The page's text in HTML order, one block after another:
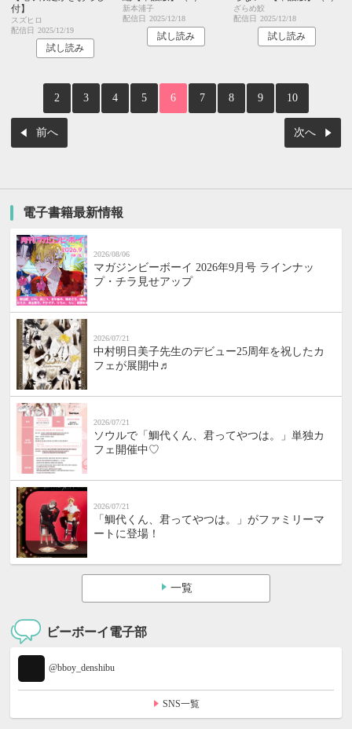
付】
スズヒロ
配信日
2025/12/19
試し読み
新本浦子
配信日
2025/12/18
試し読み
ざらめ鮫
配信日
2025/12/18
試し読み
前へ
2 3 4 5 6 7 8 9 10
次へ
電子書籍最新情報
2026/08/06
マガジンビーボーイ 2026年9月号 ラインナッ
プ・チラ見せアップ
2026/07/21
中村明日美子先生のデビュー25周年を祝したカ
フェが展開中♬
2026/07/21
ソウルで「鯛代くん、君ってやつは。」単独カ
フェ開催中♡
2026/07/21
「鯛代くん、君ってやつは。」がファミリーマ
ートに登場！
一覧
ビーボーイ電子部
@bboy_denshibu
SNS一覧